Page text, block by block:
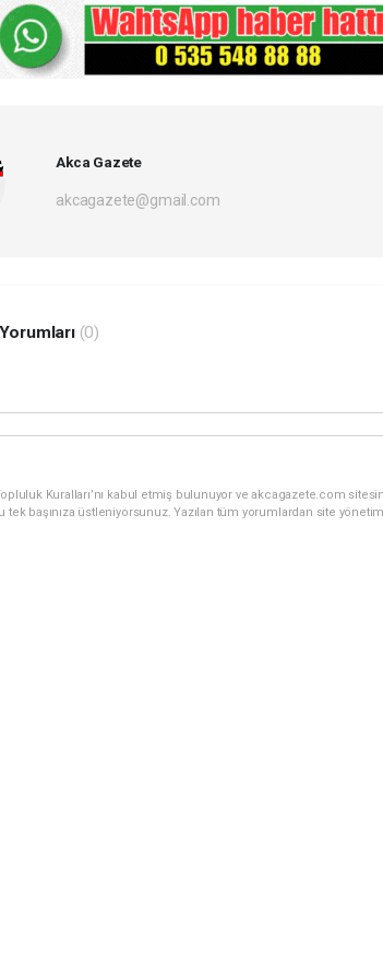
Akca Gazete
akcagazete@gmail.com
(0)
Kuralları’nı kabul etmiş bulunuyor ve akcagazete.com
tek başınıza üstleniyorsunuz. Yazılan tüm yorumlardan site